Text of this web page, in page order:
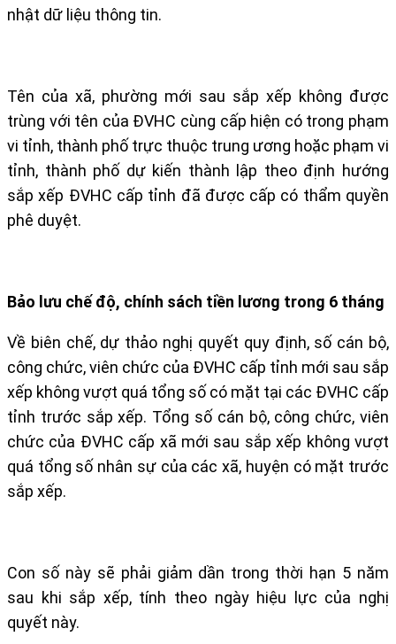
nhật dữ liệu thông tin.
Tên của xã, phường mới sau sắp xếp không được
trùng với tên của ĐVHC cùng cấp hiện có trong phạm
vi tỉnh, thành phố trực thuộc trung ương hoặc phạm vi
tỉnh, thành phố dự kiến thành lập theo định hướng
sắp xếp ĐVHC cấp tỉnh đã được cấp có thẩm quyền
phê duyệt.
Bảo lưu chế độ, chính sách tiền lương trong 6 tháng
Về biên chế, dự thảo nghị quyết quy định, số cán bộ,
công chức, viên chức của ĐVHC cấp tỉnh mới sau sắp
xếp không vượt quá tổng số có mặt tại các ĐVHC cấp
tỉnh trước sắp xếp. Tổng số cán bộ, công chức, viên
chức của ĐVHC cấp xã mới sau sắp xếp không vượt
quá tổng số nhân sự của các xã, huyện có mặt trước
sắp xếp.
Con số này sẽ phải giảm dần trong thời hạn 5 năm
sau khi sắp xếp, tính theo ngày hiệu lực của nghị
quyết này.